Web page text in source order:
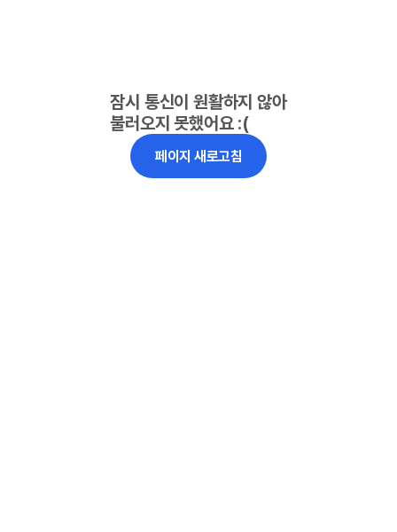
잠시 통신이 원활하지 않아
불러오지 못했어요 :(
페이지 새로고침